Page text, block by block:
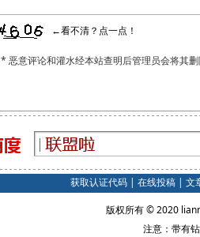
←看不清？点一点！
* 恶意评论和灌水经本站查明后管理员会将其
获取认证代码| 在线投稿| 文
版权所有 © 2020
注意：带有